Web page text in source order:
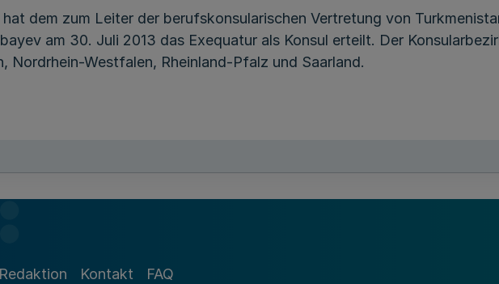
dem zum Leiter der berufskonsularischen Vertretung von
am 30. Juli 2013 das Exequatur als Konsul erteilt. Der
Nordrhein-Westfalen, Rheinland-Pfalz und Saarland.
Redaktion Kontakt FAQ